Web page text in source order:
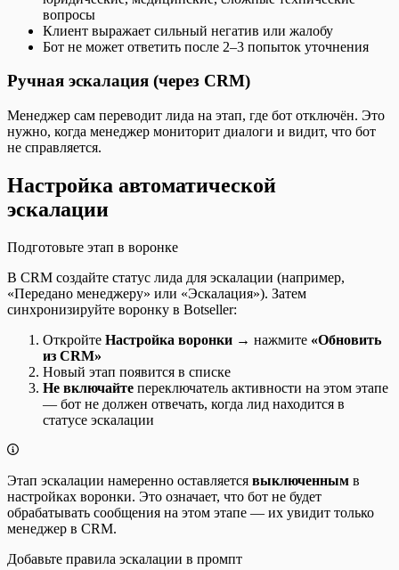
вопросы
Клиент выражает сильный негатив или жалобу
Бот не может ответить после 2–3 попыток уточнения
Ручная эскалация (через CRM)
Менеджер сам переводит лида на этап, где бот отключён. Это
нужно, когда менеджер мониторит диалоги и видит, что бот
не справляется.
Настройка автоматической
эскалации
Подготовьте этап в воронке
В CRM создайте статус лида для эскалации (например,
«Передано менеджеру» или «Эскалация»). Затем
синхронизируйте воронку в Botseller:
Откройте Настройка воронки → нажмите «Обновить
из CRM»
Новый этап появится в списке
Не включайте переключатель активности на этом этапе
— бот не должен отвечать, когда лид находится в
статусе эскалации
Этап эскалации намеренно оставляется выключенным в
настройках воронки. Это означает, что бот не будет
обрабатывать сообщения на этом этапе — их увидит только
менеджер в CRM.
Добавьте правила эскалации в промпт